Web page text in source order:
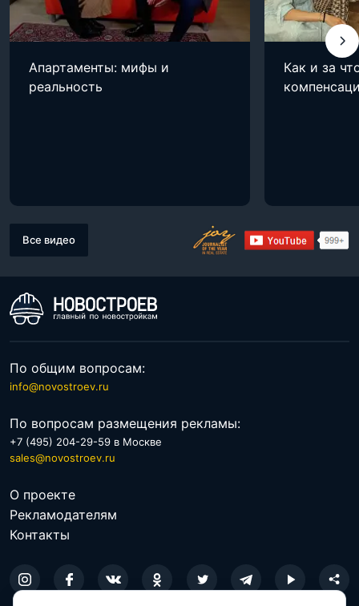
Апартаменты: мифы и
реальность
Как и за
Все видео
По общим вопросам:
info@novostroev.ru
По вопросам размещения рекламы:
+7 (495) 204-29-59 в Москве
sales@novostroev.ru
О проекте
Рекламодателям
Контакты